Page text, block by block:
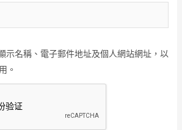
示名稱、電子郵件地址及個人網站網址，以
。